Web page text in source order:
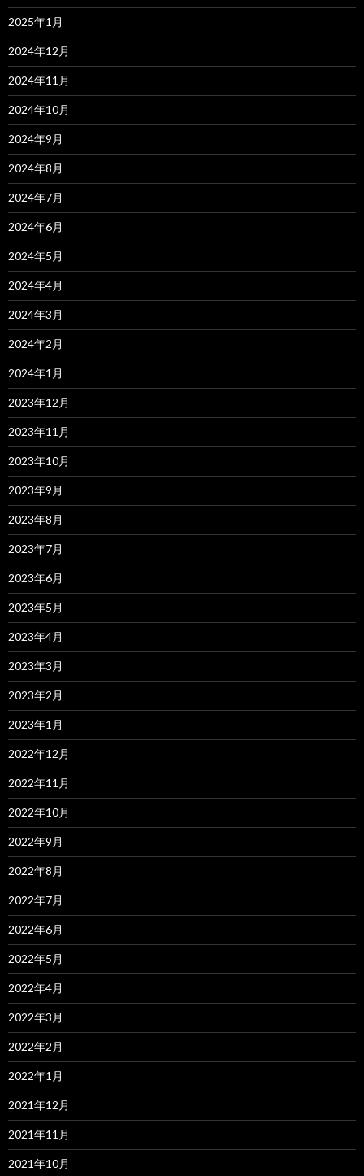
2025年1月
2024年12月
2024年11月
2024年10月
2024年9月
2024年8月
2024年7月
2024年6月
2024年5月
2024年4月
2024年3月
2024年2月
2024年1月
2023年12月
2023年11月
2023年10月
2023年9月
2023年8月
2023年7月
2023年6月
2023年5月
2023年4月
2023年3月
2023年2月
2023年1月
2022年12月
2022年11月
2022年10月
2022年9月
2022年8月
2022年7月
2022年6月
2022年5月
2022年4月
2022年3月
2022年2月
2022年1月
2021年12月
2021年11月
2021年10月